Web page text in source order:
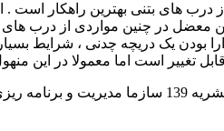
درب های بتنی بهترین راهکار
در چنین مواردی از درب های
بودن یک دریچه چدنی ، شرایط
در این منهول ها از دریچه های به قطر